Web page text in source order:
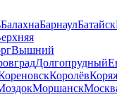
БалахнаБарнаулБатайск
Вышний
Долгопрудный
Королёв
Моршанск